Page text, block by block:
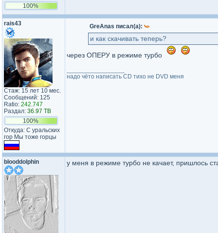
100%
rais43
Стаж: 15 лет 10 мес.
Сообщений: 125
Ratio: 242.747
Раздал: 36.97 TB
100%
Откуда: С уральских
гор Мы тоже горцы
GreAnas писал(а):
и как скачивать теперь?
через ОПЕРУ в режиме турбо
надо чёто написать CD тихо не DVD меня
blooddolphin у меня в режиме турбо не качает, пришлось